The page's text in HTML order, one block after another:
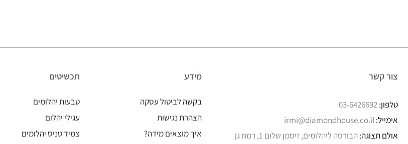
צור קשר
טלפון:03-6426692
אימייל:irmi@diamondhouse.co.il
אולם תצוגה: הבורסה ליהלומים, זיסמן שלום 1, רמת גן
מידע
בקשה לביטול עסקה
הצהרת נגישות
איך מוצאים מידה?
תכשיטים
טבעות יהלומים
עגילי יהלום
צמיד טניס יהלומים